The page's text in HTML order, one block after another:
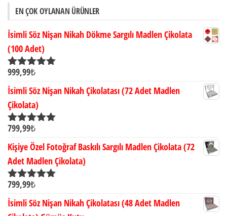
EN ÇOK OYLANAN ÜRÜNLER
İsimli Söz Nişan Nikah Dökme Sargılı Madlen Çikolata
(100 Adet)
5 üzerinden
999,99₺
İsimli Söz Nişan Nikah Çikolatası (72 Adet Madlen
Çikolata)
5 üzerinden
799,99₺
Kişiye Özel Fotoğraf Baskılı Sargılı Madlen Çikolata (72
Adet Madlen Çikolata)
5 üzerinden
799,99₺
İsimli Söz Nişan Nikah Çikolatası (48 Adet Madlen